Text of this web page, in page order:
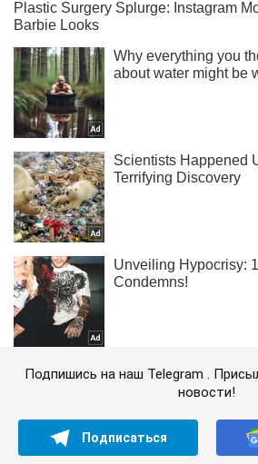
Подпишись на наш Telegram .
новости!
Подписаться